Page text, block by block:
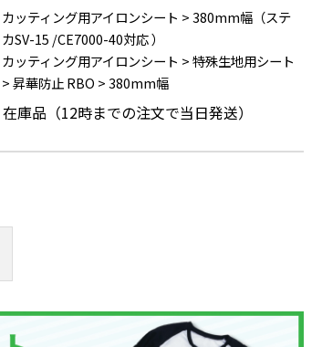
カッティング用アイロンシート >380mm幅（ステ
カSV-15 /CE7000-40対応 ）
カッティング用アイロンシート >特殊生地用シート
>昇華防止 RBO >380mm幅
在庫品（12時までの注文で当日発送）